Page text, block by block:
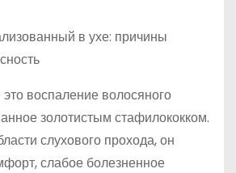
воспаление волосяного
золотистым стафилококком.
слухового прохода, он
слабое болезненное